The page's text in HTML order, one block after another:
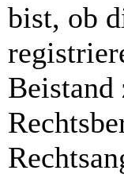
bist, ob
Beistand